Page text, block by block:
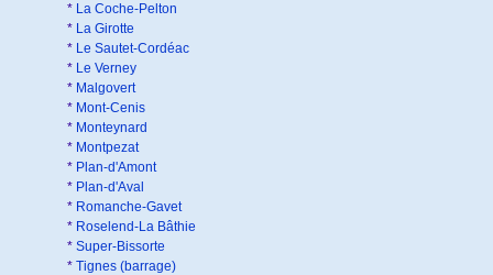
* La Coche-Pelton
* La Girotte
* Le Sautet-Cordéac
* Le Verney
* Malgovert
* Mont-Cenis
* Monteynard
* Montpezat
* Plan-d'Amont
* Plan-d'Aval
* Romanche-Gavet
* Roselend-La Bâthie
* Super-Bissorte
* Tignes (barrage)